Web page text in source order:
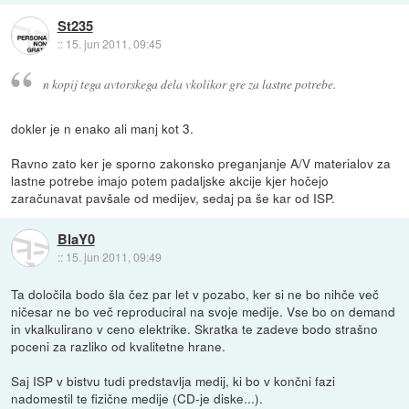
St235
:: 15. jun 2011, 09:45
n kopij tega avtorskega dela vkolikor gre za lastne potrebe.
dokler je n enako ali manj kot 3.
Ravno zato ker je sporno zakonsko preganjanje A/V materialov za
lastne potrebe imajo potem padaljske akcije kjer hočejo
zaračunavat pavšale od medijev, sedaj pa še kar od ISP.
BlaY0
:: 15. jun 2011, 09:49
Ta določila bodo šla čez par let v pozabo, ker si ne bo nihče več
ničesar ne bo več reproduciral na svoje medije. Vse bo on demand
in vkalkulirano v ceno elektrike. Skratka te zadeve bodo strašno
poceni za razliko od kvalitetne hrane.
Saj ISP v bistvu tudi predstavlja medij, ki bo v končni fazi
nadomestil te fizične medije (CD-je diske...).